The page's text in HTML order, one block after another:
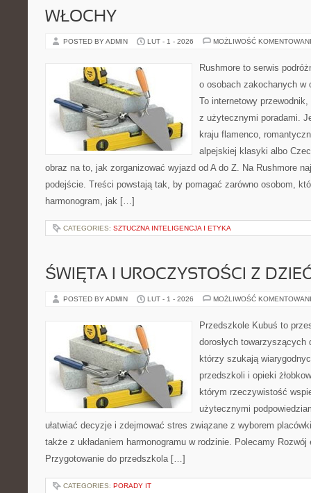
WŁOCHY
POSTED BY ADMIN LUT - 1 - 2026 MOŻLIWOŚĆ
Rushmore to serwis
o osobach zakochanych w
To internetowy
z użytecznymi poradami.
kraju flamenco,
alpejskiej klasyki albo
obraz na to, jak zorganizować wyjazd od A do Z. Na Rushmore
podejście. Treści powstają tak, by pomagać zarówno osobom,
harmonogram, jak […]
CATEGORIES: SZTUCZNA INTELIGENCJA I ETYKA
ŚWIĘTA I UROCZYSTOŚCI Z
POSTED BY ADMIN LUT - 1 - 2026 MOŻLIWOŚĆ
Przedszkole Kubuś to
dorosłych
którzy szukają
przedszkoli i opieki
którym rzeczywistość
użytecznymi
ułatwiać decyzje i zdejmować stres związane z wyborem
także z układaniem harmonogramu w rodzinie. Polecamy Rozwój
Przygotowanie do przedszkola […]
CATEGORIES: PORADY IT